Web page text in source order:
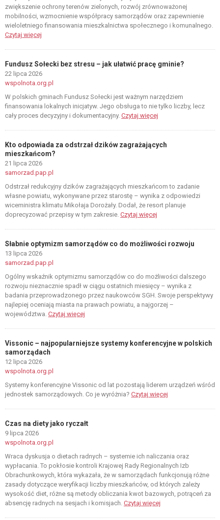
zwiększenie ochrony terenów zielonych, rozwój zrównoważonej
mobilności, wzmocnienie współpracy samorządów oraz zapewnienie
wieloletniego finansowania mieszkalnictwa społecznego i komunalnego.
Czytaj więcej
Fundusz Sołecki bez stresu – jak ułatwić pracę gminie?
22 lipca 2026
wspolnota.org.pl
W polskich gminach Fundusz Sołecki jest ważnym narzędziem
finansowania lokalnych inicjatyw. Jego obsługa to nie tylko liczby, lecz
cały proces decyzyjny i dokumentacyjny. Czytaj więcej
Kto odpowiada za odstrzał dzików zagrażających
mieszkańcom?
21 lipca 2026
samorzad.pap.pl
Odstrzał redukcyjny dzików zagrażających mieszkańcom to zadanie
własne powiatu, wykonywane przez starostę – wynika z odpowiedzi
wiceministra klimatu Mikołaja Dorożały. Dodał, że resort planuje
doprecyzować przepisy w tym zakresie. Czytaj więcej
Słabnie optymizm samorządów co do możliwości rozwoju
13 lipca 2026
samorzad.pap.pl
Ogólny wskaźnik optymizmu samorządów co do możliwości dalszego
rozwoju nieznacznie spadł w ciągu ostatnich miesięcy – wynika z
badania przeprowadzonego przez naukowców SGH. Swoje perspektywy
najlepiej oceniają miasta na prawach powiatu, a najgorzej –
województwa. Czytaj więcej
Vissonic – najpopularniejsze systemy konferencyjne w polskich
samorządach
12 lipca 2026
wspolnota.org.pl
Systemy konferencyjne Vissonic od lat pozostają liderem urządzeń wśród
jednostek samorządowych. Co je wyróżnia? Czytaj więcej
Czas na diety jako ryczałt
9 lipca 2026
wspolnota.org.pl
Wraca dyskusja o dietach radnych – systemie ich naliczania oraz
wypłacania. To pokłosie kontroli Krajowej Rady Regionalnych Izb
Obrachunkowych, która wykazała, że w samorządach funkcjonują różne
zasady dotyczące weryfikacji liczby mieszkańców, od których zależy
wysokość diet, różne są metody obliczania kwot bazowych, potrąceń za
absencję radnych na sesjach i komisjach. Czytaj więcej